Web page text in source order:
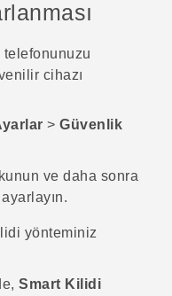
cihazı
> Güvenlik
ve daha sonra
yönteminiz
Smart Kilidi